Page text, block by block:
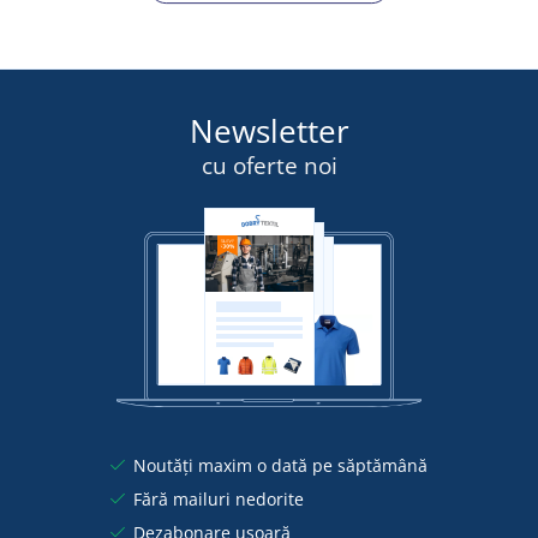
Newsletter
cu oferte noi
Noutăți maxim o dată pe săptămână
Fără mailuri nedorite
Dezabonare ușoară